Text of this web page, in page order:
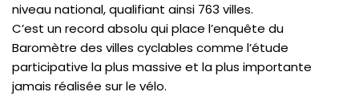
niveau national, qualifiant ainsi 763 villes.
C’est un record absolu qui place l’enquête du
Baromètre des villes cyclables comme l’étude
participative la plus massive et la plus importante
jamais réalisée sur le vélo.